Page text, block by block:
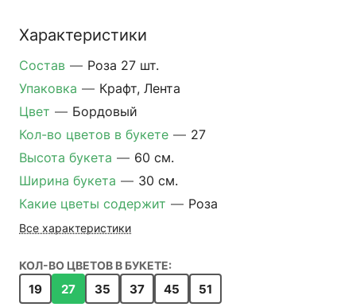
Характеристики
Состав — Роза 27 шт.
Упаковка — Крафт, Лента
Цвет — Бордовый
Кол-во цветов в букете — 27
Высота букета — 60 см.
Ширина букета — 30 см.
Какие цветы содержит — Роза
Все характеристики
КОЛ-ВО ЦВЕТОВ В БУКЕТЕ:
19 27 35 37 45 51